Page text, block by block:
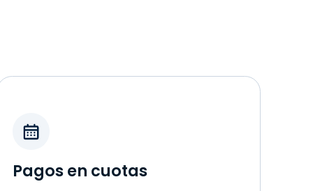
Pagos en cuotas